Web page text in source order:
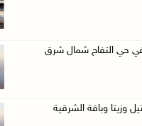
قرية المغير والاحتل ...
في حي التفاح شمال شرق
وزيتا وباقة الشرقية